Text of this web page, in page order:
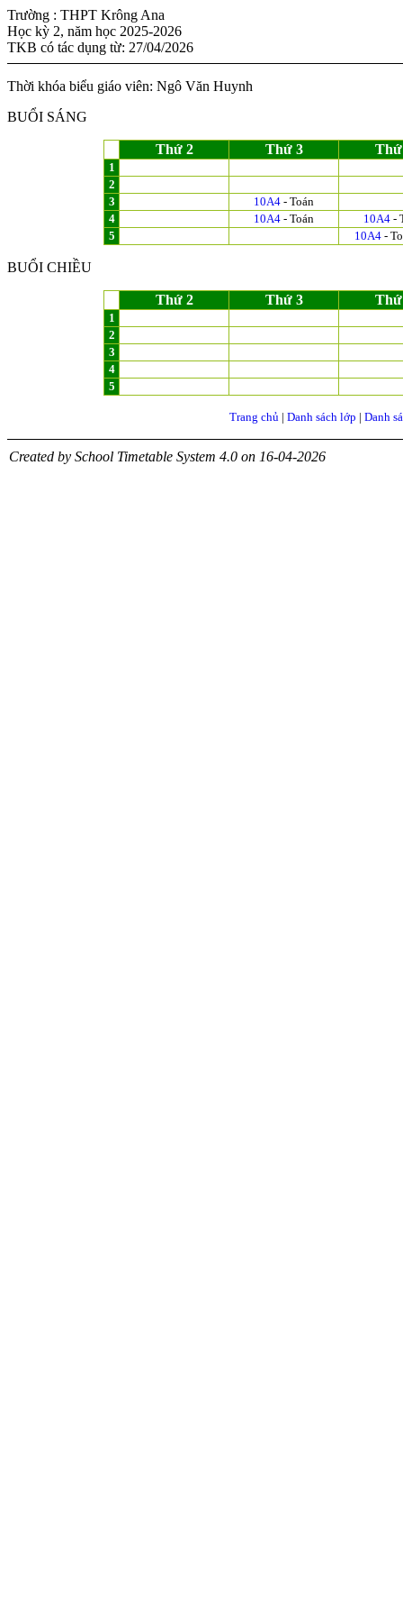
Trường : THPT Krông Ana
Học kỳ 2, năm học 2025-2026
TKB có tác dụng từ: 27/04/2026
Thời khóa biểu giáo viên: Ngô Văn Huynh
BUỔI SÁNG
Thứ 2 Thứ 3 Thứ
1
2
3
10A4 - Toán
4
10A4 - Toán 10A4 -
5
10A4-
BUỔI CHIỀU
Thứ 2 Thứ 3 Thứ
1
2
3
4
5
Trang chủ| Danh sách lớp | Danh
Created by School Timetable System 4.0 on 16-04-2026